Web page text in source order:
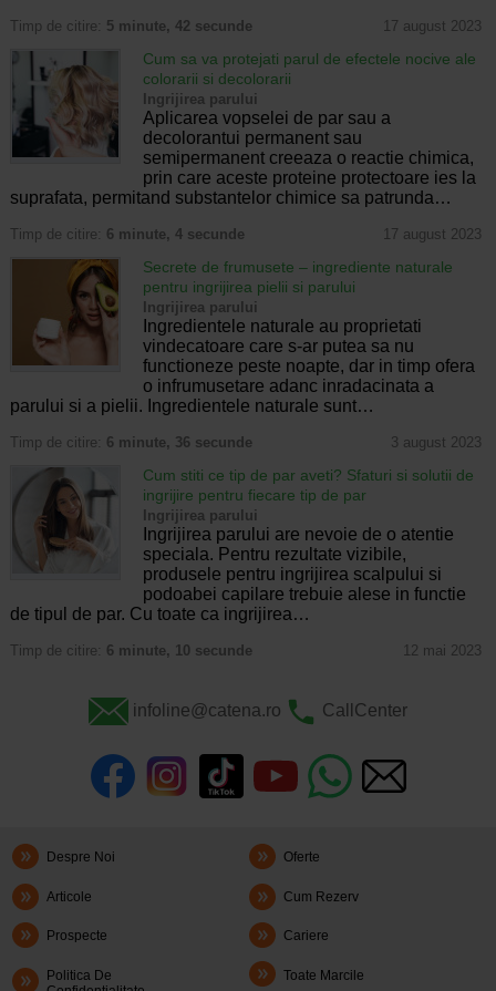
Timp de citire: 5 minute, 42 secunde 17 august 2023
Cum sa va protejati parul de efectele nocive ale
colorarii si decolorarii
Ingrijirea parului
Aplicarea vopselei de par sau a
decolorantui permanent sau
semipermanent creeaza o reactie chimica,
prin care aceste proteine ​​protectoare ies la
suprafata, permitand substantelor chimice sa patrunda…
Timp de citire: 6 minute, 4 secunde 17 august 2023
Secrete de frumusete – ingrediente naturale
pentru ingrijirea pielii si parului
Ingrijirea parului
Ingredientele naturale au proprietati
vindecatoare care s-ar putea sa nu
functioneze peste noapte, dar in timp ofera
o infrumusetare adanc inradacinata a
parului si a pielii. Ingredientele naturale sunt…
Timp de citire: 6 minute, 36 secunde 3 august 2023
Cum stiti ce tip de par aveti? Sfaturi si solutii de
ingrijire pentru fiecare tip de par
Ingrijirea parului
Ingrijirea parului are nevoie de o atentie
speciala. Pentru rezultate vizibile,
produsele pentru ingrijirea scalpului si
podoabei capilare trebuie alese in functie
de tipul de par. Cu toate ca ingrijirea…
Timp de citire: 6 minute, 10 secunde 12 mai 2023
infoline@catena.ro CallCenter
Despre Noi Oferte
Articole Cum Rezerv
Prospecte Cariere
Politica De
Toate Marcile